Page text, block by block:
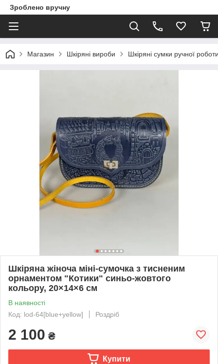
Зроблено вручну
Магазин Шкіряні вироби Шкіряні сумки ручної
Шкіряна жіноча міні-сумочка з тисненим
орнаментом "Котики" синьо-жовтого
кольору, 20×14×6 см
В наявності
Код: lod-64[blue+yellow]
Роздріб
2 100 ₴
Купити